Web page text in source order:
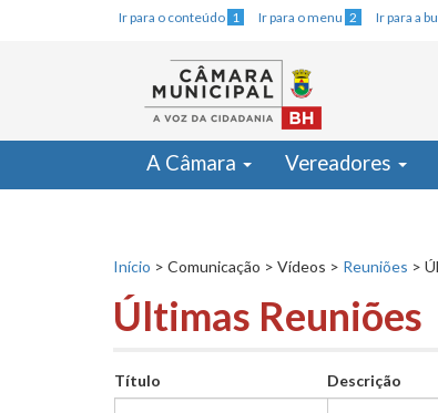
Ir para o conteúdo 1 Ir para o menu 2 Ir para a
A Câmara Vereadores
Início > Comunicação > Vídeos > Reuniões >
Últimas Reuniões
Título Descrição